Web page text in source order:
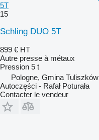
5T
15
Schling DUO 5T
899 € HT
Autre presse à métaux
Pression 5 t
Pologne, Gmina Tuliszków
Autoczęści - Rafał Poturała
Contacter le vendeur